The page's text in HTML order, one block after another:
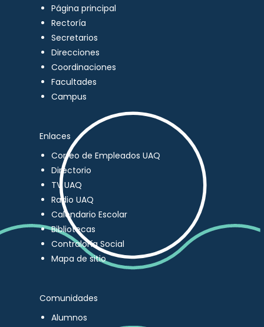
Página principal
Rectoría
Secretarios
Direcciones
Coordinaciones
Facultades
Campus
Enlaces
Correo de Empleados UAQ
Directorio
TV UAQ
Radio UAQ
Calendario Escolar
Bibliotecas
Contraloría Social
Mapa de sitio
Comunidades
Alumnos